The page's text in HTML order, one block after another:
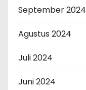
September 2024
Agustus 2024
Juli 2024
Juni 2024